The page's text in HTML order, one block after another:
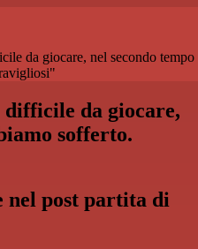
da giocare, nel secondo tempo
da giocare,
sofferto.
nel post partita di